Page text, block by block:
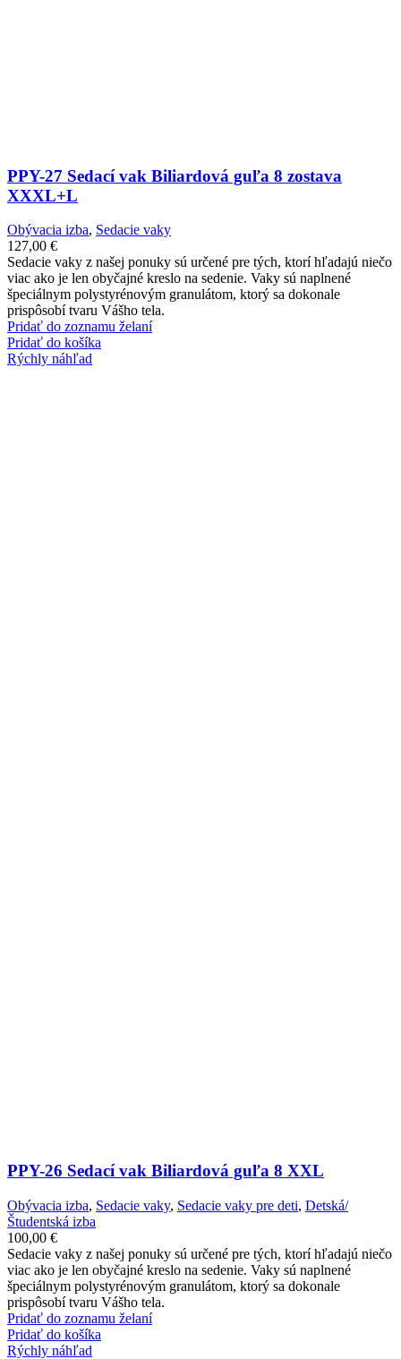
PPY-27 Sedací vak Biliardová guľa 8 zostava
XXXL+L
Obývacia izba, Sedacie vaky
127,00 €
Sedacie vaky z našej ponuky sú určené pre tých, ktorí hľadajú niečo
viac ako je len obyčajné kreslo na sedenie. Vaky sú naplnené
špeciálnym polystyrénovým granulátom, ktorý sa dokonale
prispôsobí tvaru Vášho tela.
Pridať do zoznamu želaní
Pridať do košíka
Rýchly náhľad
PPY-26 Sedací vak Biliardová guľa 8 XXL
Obývacia izba, Sedacie vaky, Sedacie vaky pre deti, Detská/
Študentská izba
100,00 €
Sedacie vaky z našej ponuky sú určené pre tých, ktorí hľadajú niečo
viac ako je len obyčajné kreslo na sedenie. Vaky sú naplnené
špeciálnym polystyrénovým granulátom, ktorý sa dokonale
prispôsobí tvaru Vášho tela.
Pridať do zoznamu želaní
Pridať do košíka
Rýchly náhľad